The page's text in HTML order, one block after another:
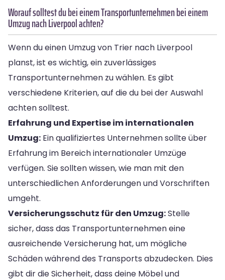
Worauf solltest du bei einem Transportunternehmen bei einem
Umzug nach Liverpool achten?
Wenn du einen Umzug von Trier nach Liverpool
planst, ist es wichtig, ein zuverlässiges
Transportunternehmen zu wählen. Es gibt
verschiedene Kriterien, auf die du bei der Auswahl
achten solltest.
Erfahrung und Expertise im internationalen
Umzug: Ein qualifiziertes Unternehmen sollte über
Erfahrung im Bereich internationaler Umzüge
verfügen. Sie sollten wissen, wie man mit den
unterschiedlichen Anforderungen und Vorschriften
umgeht.
Versicherungsschutz für den Umzug:Stelle
sicher, dass das Transportunternehmen eine
ausreichende Versicherung hat, um mögliche
Schäden während des Transports abzudecken. Dies
gibt dir die Sicherheit, dass deine Möbel und